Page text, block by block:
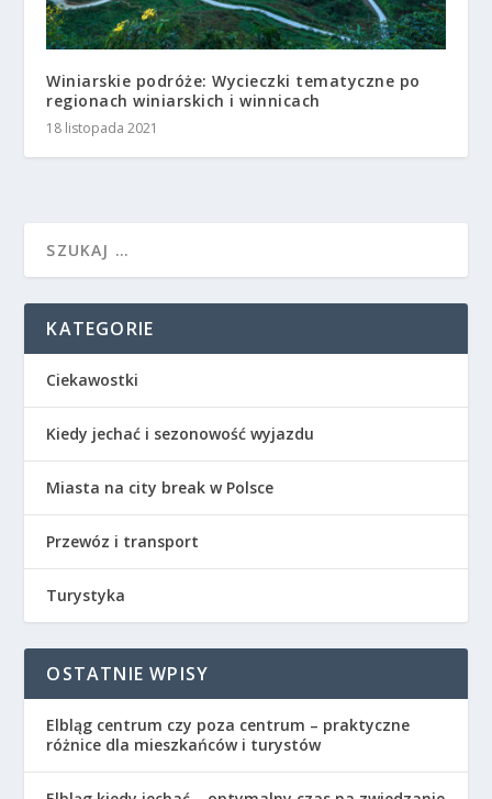
Winiarskie podróże: Wycieczki tematyczne po
regionach winiarskich i winnicach
18 listopada 2021
KATEGORIE
Ciekawostki
Kiedy jechać i sezonowość wyjazdu
Miasta na city break w Polsce
Przewóz i transport
Turystyka
OSTATNIE WPISY
Elbląg centrum czy poza centrum – praktyczne
różnice dla mieszkańców i turystów